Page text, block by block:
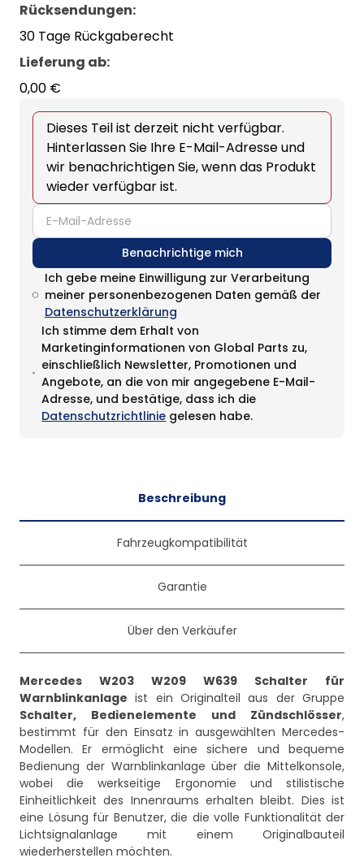
Rücksendungen:
30 Tage Rückgaberecht
Lieferung ab:
0,00 €
Dieses Teil ist derzeit nicht verfügbar.
Hinterlassen Sie Ihre E-Mail-Adresse und
wir benachrichtigen Sie, wenn das Produkt
wieder verfügbar ist.
email
Benachrichtige mich
Ich gebe meine Einwilligung zur Verarbeitung
meiner personenbezogenen Daten gemäß der
Datenschutzerklärung
Ich stimme dem Erhalt von
Marketinginformationen von Global Parts zu,
einschließlich Newsletter, Promotionen und
Angebote, an die von mir angegebene E-Mail-
Adresse, und bestätige, dass ich die
Datenschutzrichtlinie gelesen habe.
Beschreibung
Fahrzeugkompatibilität
Garantie
Über den Verkäufer
Mercedes W203 W209 W639 Schalter für
Warnblinkanlage ist ein Originalteil aus der Gruppe
Schalter, Bedienelemente und Zündschlösser,
bestimmt für den Einsatz in ausgewählten Mercedes-
Modellen. Er ermöglicht eine sichere und bequeme
Bedienung der Warnblinkanlage über die Mittelkonsole,
wobei die werkseitige Ergonomie und stilistische
Einheitlichkeit des Innenraums erhalten bleibt. Dies ist
eine Lösung für Benutzer, die die volle Funktionalität der
Lichtsignalanlage mit einem Originalbauteil
wiederherstellen möchten.